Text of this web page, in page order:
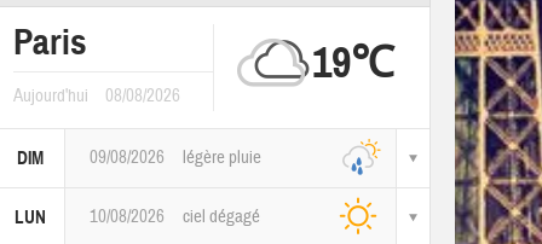
Paris
Aujourd'hui 08/08/2026
19℃
DIM 09/08/2026 légère pluie
LUN 10/08/2026 ciel dégagé